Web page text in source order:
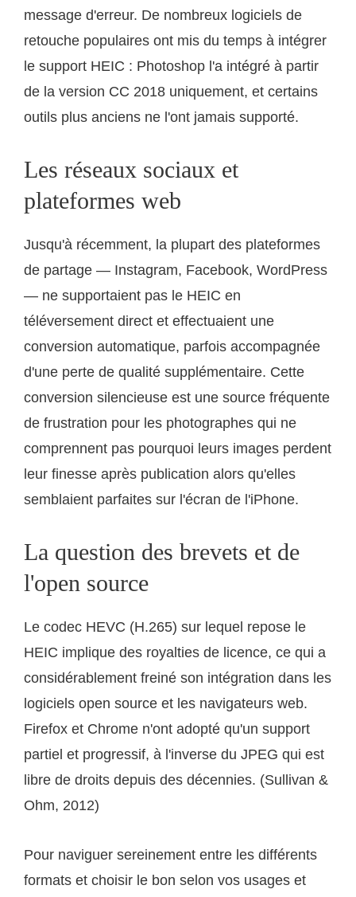
message d'erreur. De nombreux logiciels de
retouche populaires ont mis du temps à intégrer
le support HEIC : Photoshop l'a intégré à partir
de la version CC 2018 uniquement, et certains
outils plus anciens ne l'ont jamais supporté.
Les réseaux sociaux et
plateformes web
Jusqu'à récemment, la plupart des plateformes
de partage — Instagram, Facebook, WordPress
— ne supportaient pas le HEIC en
téléversement direct et effectuaient une
conversion automatique, parfois accompagnée
d'une perte de qualité supplémentaire. Cette
conversion silencieuse est une source fréquente
de frustration pour les photographes qui ne
comprennent pas pourquoi leurs images perdent
leur finesse après publication alors qu'elles
semblaient parfaites sur l'écran de l'iPhone.
La question des brevets et de
l'open source
Le codec HEVC (H.265) sur lequel repose le
HEIC implique des royalties de licence, ce qui a
considérablement freiné son intégration dans les
logiciels open source et les navigateurs web.
Firefox et Chrome n'ont adopté qu'un support
partiel et progressif, à l'inverse du JPEG qui est
libre de droits depuis des décennies. (Sullivan &
Ohm, 2012)
Pour naviguer sereinement entre les différents
formats et choisir le bon selon vos usages et